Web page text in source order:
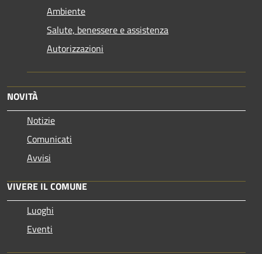
Ambiente
Salute, benessere e assistenza
Autorizzazioni
NOVITÀ
Notizie
Comunicati
Avvisi
VIVERE IL COMUNE
Luoghi
Eventi